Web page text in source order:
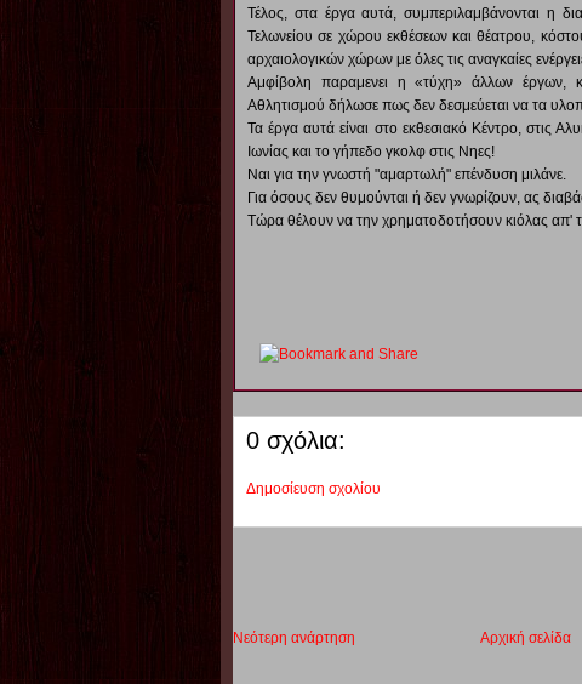
Τέλος, στα έργα αυτά, συμπεριλαμβάνονται η
Τελωνείου σε χώρου εκθέσεων και θέατρου,
αρχαιολογικών χώρων με όλες τις αναγκαίες
Αμφίβολη παραμενει η «τύχη» άλλων
Αθλητισμού δήλωσε πως δεν δεσμεύεται να τα
Τα έργα αυτά είναι στο εκθεσιακό Κέντρο, στις
Ιωνίας και το γήπεδο γκολφ στις Νηες!
Ναι για την γνωστή "αμαρτωλή" επένδυση μιλάνε.
Για όσους δεν θυμούνται ή δεν γνωρίζουν, ας
Τώρα θέλουν να την χρηματοδοτήσουν κιόλας απ'
0 σχόλια:
Δημοσίευση σχολίου
Νεότερη ανάρτηση Αρχική σελίδα